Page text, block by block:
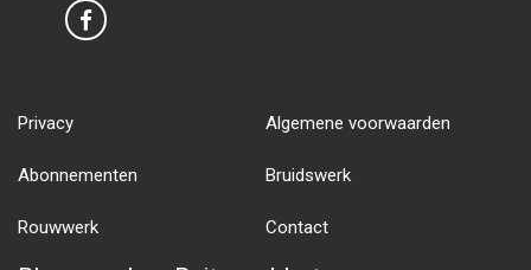
Privacy Algemene voorwaarden
Abonnementen Bruidswerk
Rouwwerk Contact